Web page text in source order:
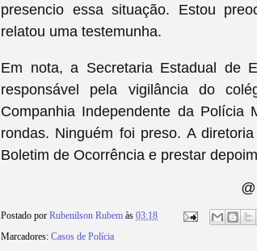
presencio essa situação. Estou
relatou uma testemunha.
Em nota, a Secretaria Estadual de
responsável pela vigilância do
Companhia Independente da Polícia
rondas. Ninguém foi preso. A
Boletim de Ocorrência e prestar
Postado por Rubenilson Rubem às 03:18
Marcadores: Casos de Polícia